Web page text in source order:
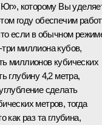
которому Вы
году обеспечим
если в обычном
миллиона кубов,
миллионов кубических
глубину 4,2 метра,
сделать
метров, тогда
как раз та глубина,